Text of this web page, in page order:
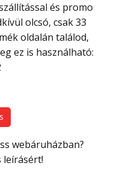
olcsó, csak 33
oldalán találod,
ez is használható:
webáruházban?
leírásért!